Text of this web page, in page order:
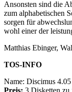
Ansonsten sind die
zum alphabetischen
sorgen für
wohl einer der
Matthias Ebinger,
TOS-INFO
Name: Discimus 4.05
Preis: 3 Disketten